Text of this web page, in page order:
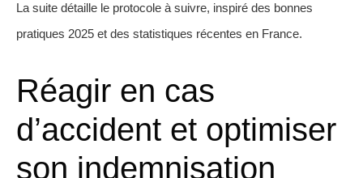
La suite détaille le protocole à suivre, inspiré des bonnes
pratiques 2025 et des statistiques récentes en France.
Réagir en cas
d’accident et optimiser
son indemnisation